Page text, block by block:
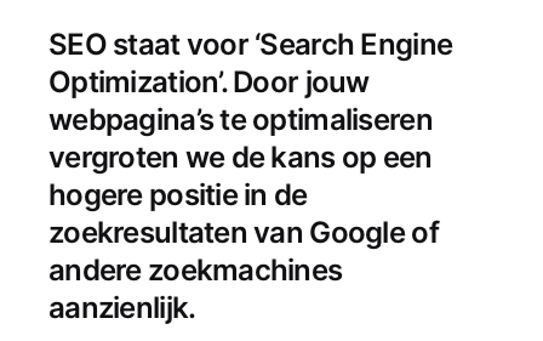
SEO staat voor ‘Search Engine
Optimization’. Door jouw
webpagina’s te optimaliseren
vergroten we de kans op een
hogere positie in de
zoekresultaten van Google of
andere zoekmachines
aanzienlijk.